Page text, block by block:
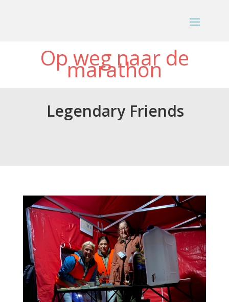
Op weg naar de
marathon
Legendary Friends